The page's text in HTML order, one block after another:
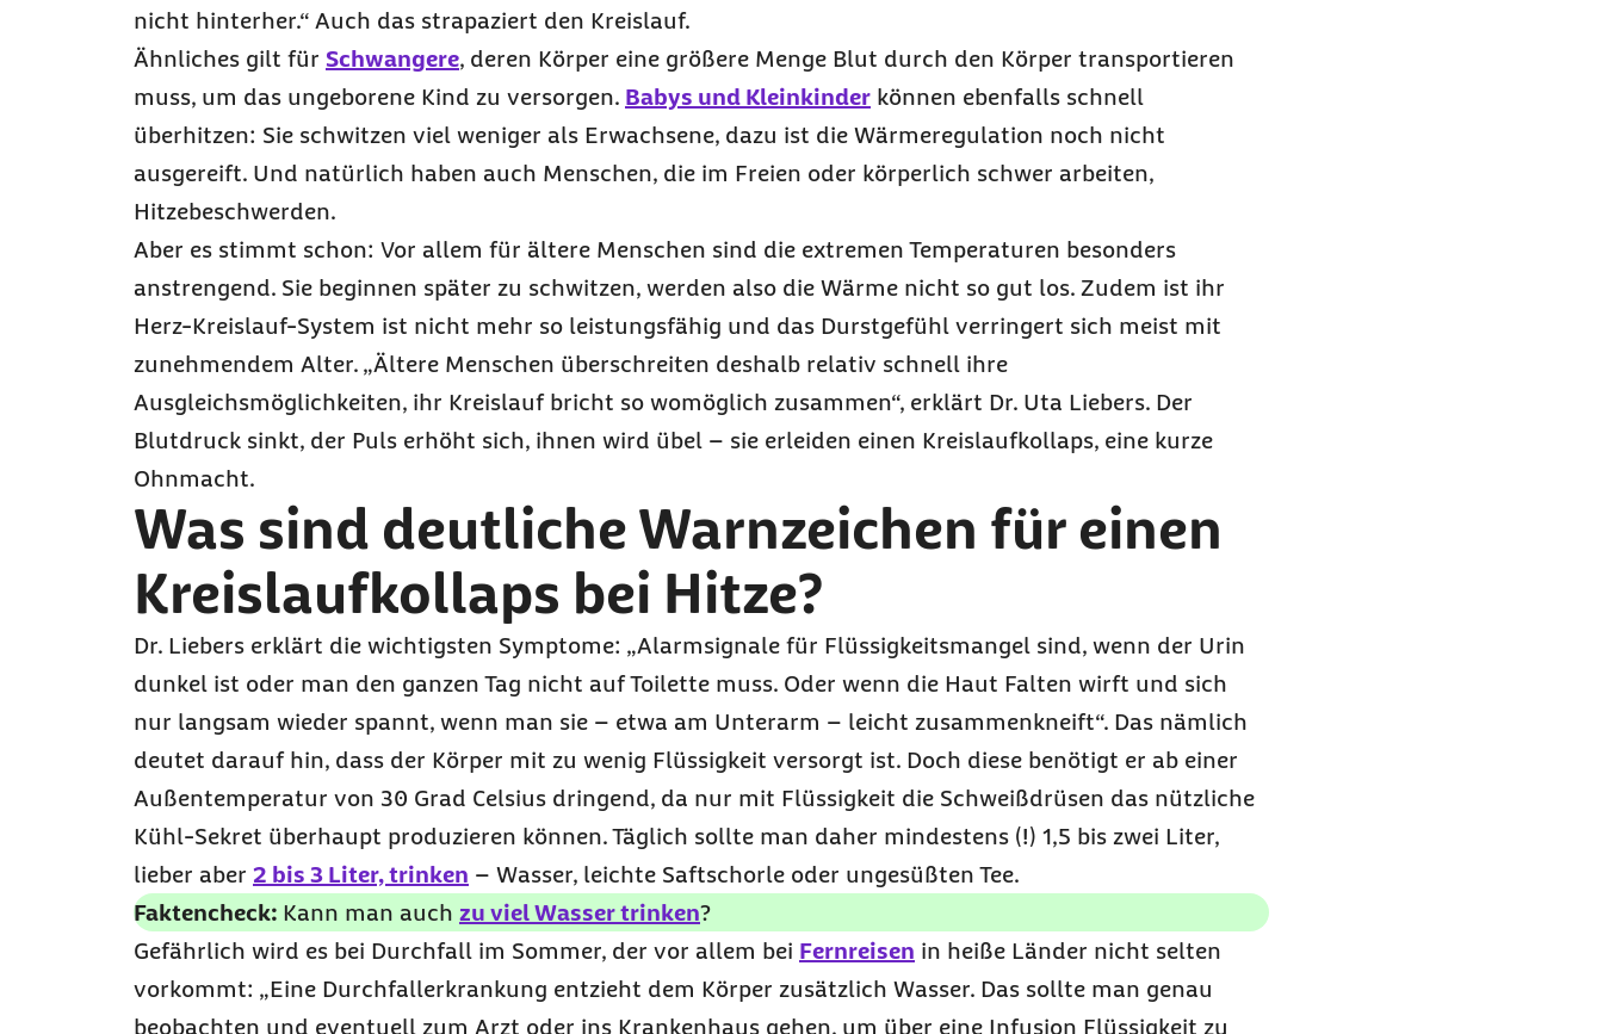
nicht hinterher.“ Auch das strapaziert den Kreislauf.
Ähnliches gilt für Schwangere, deren Körper eine größere Menge Blut durch den Körper transportieren
muss, um das ungeborene Kind zu versorgen. Babys und Kleinkinder können ebenfalls schnell
überhitzen: Sie schwitzen viel weniger als Erwachsene, dazu ist die Wärmeregulation noch nicht
ausgereift. Und natürlich haben auch Menschen, die im Freien oder körperlich schwer arbeiten,
Hitzebeschwerden.
Aber es stimmt schon: Vor allem für ältere Menschen sind die extremen Temperaturen besonders
anstrengend. Sie beginnen später zu schwitzen, werden also die Wärme nicht so gut los. Zudem ist ihr
Herz-Kreislauf-System ist nicht mehr so leistungsfähig und das Durstgefühl verringert sich meist mit
zunehmendem Alter. „Ältere Menschen überschreiten deshalb relativ schnell ihre
Ausgleichsmöglichkeiten, ihr Kreislauf bricht so womöglich zusammen“, erklärt Dr. Uta Liebers. Der
Blutdruck sinkt, der Puls erhöht sich, ihnen wird übel – sie erleiden einen Kreislaufkollaps, eine kurze
Ohnmacht.
Was sind deutliche Warnzeichen für einen
Kreislaufkollaps bei Hitze?
Dr. Liebers erklärt die wichtigsten Symptome: „Alarmsignale für Flüssigkeitsmangel sind, wenn der Urin
dunkel ist oder man den ganzen Tag nicht auf Toilette muss. Oder wenn die Haut Falten wirft und sich
nur langsam wieder spannt, wenn man sie – etwa am Unterarm – leicht zusammenkneift“. Das nämlich
deutet darauf hin, dass der Körper mit zu wenig Flüssigkeit versorgt ist. Doch diese benötigt er ab einer
Außentemperatur von 30 Grad Celsius dringend, da nur mit Flüssigkeit die Schweißdrüsen das nützliche
Kühl-Sekret überhaupt produzieren können. Täglich sollte man daher mindestens (!) 1,5 bis zwei Liter,
lieber aber 2 bis 3 Liter, trinken – Wasser, leichte Saftschorle oder ungesüßten Tee.
Faktencheck: Kann man auch zu viel Wasser trinken?
Gefährlich wird es bei Durchfall im Sommer, der vor allem bei Fernreisen in heiße Länder nicht selten
vorkommt: „Eine Durchfallerkrankung entzieht dem Körper zusätzlich Wasser. Das sollte man genau
beobachten und eventuell zum Arzt oder ins Krankenhaus gehen, um über eine Infusion Flüssigkeit zu